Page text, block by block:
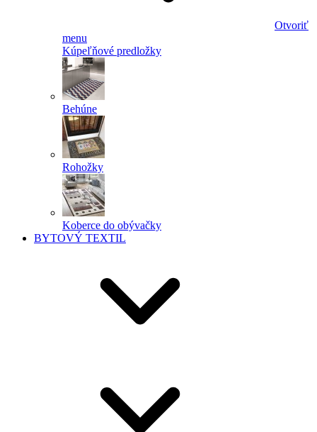
Otvoriť
menu
Kúpeľňové predložky
Behúne
Rohožky
Koberce do obývačky
BYTOVÝ TEXTIL